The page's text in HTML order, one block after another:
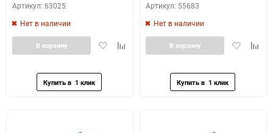
Артикул: 63025
Нет в наличии
ДобавитьДобавить
В корзину
Артикул: 55683
Нет в наличии
Добавить
В корзину